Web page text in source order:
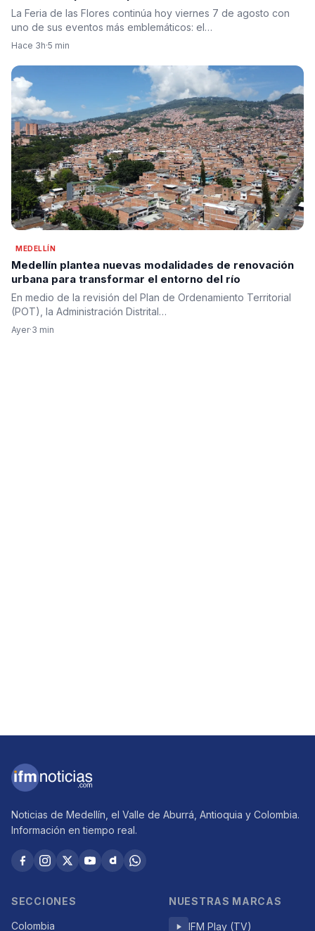
La Feria de las Flores continúa hoy viernes 7 de agosto con
uno de sus eventos más emblemáticos: el…
Hace 3h·5 min
MEDELLÍN
Medellín plantea nuevas modalidades de renovación
urbana para transformar el entorno del río
En medio de la revisión del Plan de Ordenamiento Territorial
(POT), la Administración Distrital…
Ayer·3 min
Noticias de Medellín, el Valle de Aburrá, Antioquia y Colombia.
Información en tiempo real.
SECCIONES
Colombia
NUESTRAS MARCAS
IFM Play (TV)